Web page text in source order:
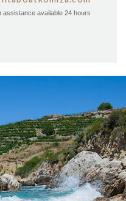
assistance available 24 hours
svega 5 minuta našim taxi
u krugu Komiže te je idealna
natkrivena tamarisom, stoga